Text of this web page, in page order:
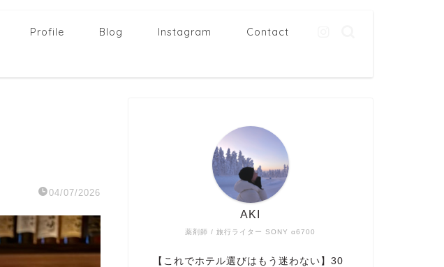
Profile Blog Instagram Contact
04/07/2026
薬剤師 / 旅行ライター SONY α6700
AKI
【これでホテル選びはもう迷わない】30